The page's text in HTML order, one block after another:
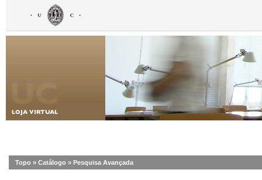
Topo » Catálogo » Pesquisa Avançada